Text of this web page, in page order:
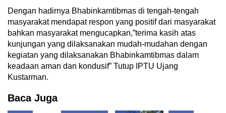
Dengan hadirnya Bhabinkamtibmas di tengah-tengah
masyarakat mendapat respon yang positif dari masyarakat
bahkan masyarakat mengucapkan,”terima kasih atas
kunjungan yang dilaksanakan mudah-mudahan dengan
kegiatan yang dilaksanakan Bhabinkamtibmas dalam
keadaan aman dan kondusif” Tutup IPTU Ujang
Kustarman.
Baca Juga